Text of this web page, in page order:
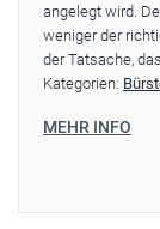
angelegt wird.
weniger der
der Tatsache,
Kategorien:
MEHR INFO